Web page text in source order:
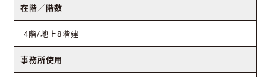
在階／階数
4階/地上8階建
事務所使用